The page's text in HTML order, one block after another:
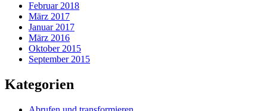
Februar 2018
März 2017
Januar 2017
März 2016
Oktober 2015
September 2015
Kategorien